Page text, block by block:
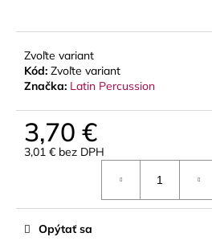
Zvoľte variant
Kód: Zvoľte variant
Značka: Latin Percussion
3,70 €
3,01 € bez DPH
Opýtať sa
d
p
o
ú
a
m
LUPIFARO
CLASSIC